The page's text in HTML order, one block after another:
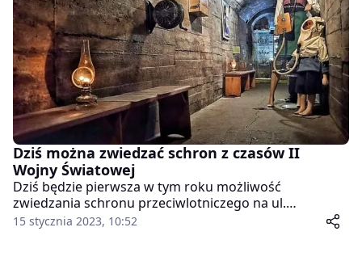
Dziś można zwiedzać schron z czasów II
Wojny Światowej
Dziś będzie pierwsza w tym roku możliwość
zwiedzania schronu przeciwlotniczego na ul.
Kościelnej.
15 stycznia 2023, 10:52